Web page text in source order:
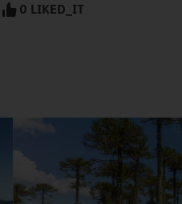
0 LIKED_IT